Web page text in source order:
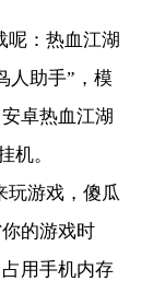
呢：热血江湖
人助手”，模
卓热血江湖
机。
玩游戏，傻瓜
的游戏时
用手机内存